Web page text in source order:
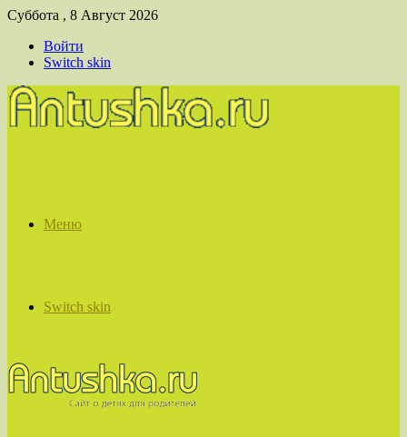
Суббота , 8 Август 2026
Войти
Switch skin
Меню
Switch skin